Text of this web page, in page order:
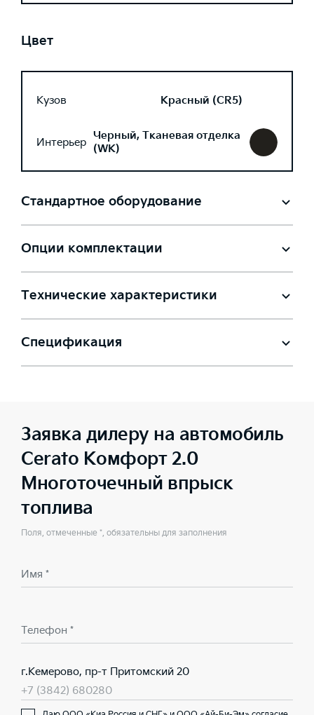
Цвет
Кузов Красный (CR5)
Интерьер Черный, Тканевая отделка
(WK)
Стандартное оборудование
Опции комплектации
Технические характеристики
Спецификация
Заявка дилеру на автомобиль
Cerato Комфорт 2.0
Многоточечный впрыск
топлива
Поля, отмеченные *, обязательны для заполнения
Имя *
Телефон *
г.Кемерово, пр-т Притомский 20
+7 (3842) 680280